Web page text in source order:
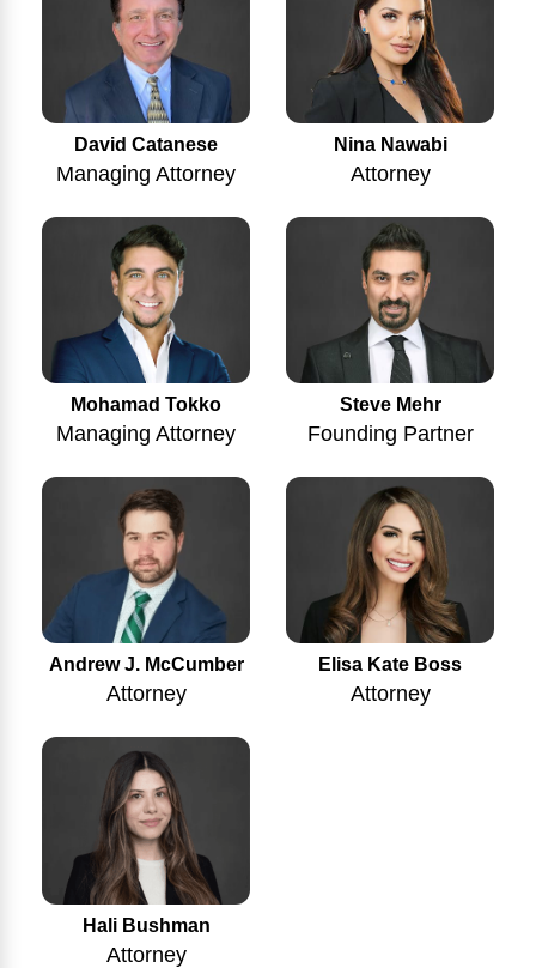
David Catanese
Managing Attorney
Nina Nawabi
Attorney
Mohamad Tokko
Managing Attorney
Steve Mehr
Founding Partner
Andrew J. McCumber
Attorney
Elisa Kate Boss
Attorney
Hali Bushman
Attorney